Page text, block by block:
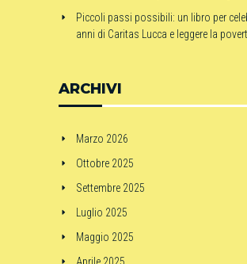
Piccoli passi possibili: un libro per
anni di Caritas Lucca e leggere la
ARCHIVI
Marzo 2026
Ottobre 2025
Settembre 2025
Luglio 2025
Maggio 2025